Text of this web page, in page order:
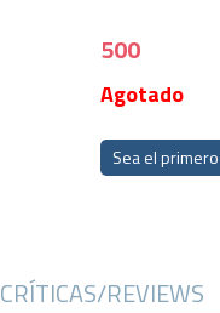
500
Agotado
Sea el
CRÍTICAS/REVIEWS